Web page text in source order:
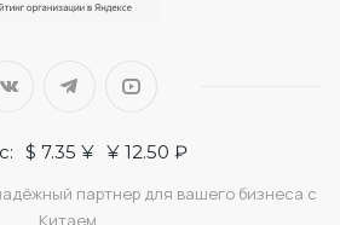
$ 7.35 ¥ ¥ 12.50 ₽
партнер для вашего бизнеса с
Китаем.